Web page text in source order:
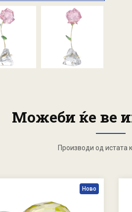
Можеби ќе ве
Производи од истата
Ново